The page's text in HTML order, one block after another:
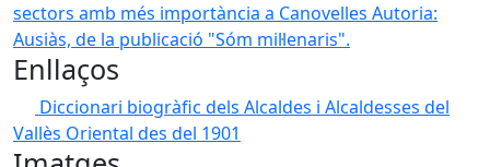
sectors amb més importància a Canovelles Autoria:
Ausiàs, de la publicació "Sóm mil·lenaris".
Enllaços
Diccionari biogràfic dels Alcaldes i Alcaldesses del
Vallès Oriental des del 1901